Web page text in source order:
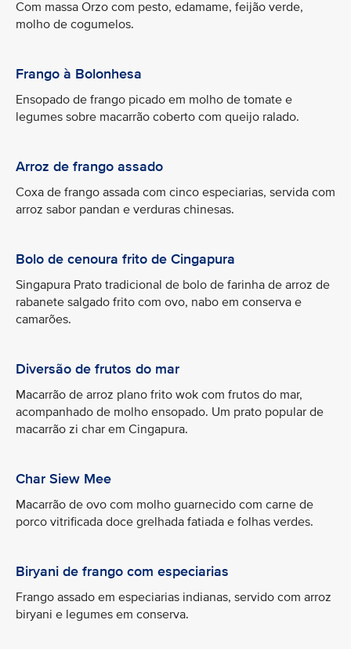
Com massa Orzo com pesto, edamame, feijão verde,
molho de cogumelos.
Frango à Bolonhesa
Ensopado de frango picado em molho de tomate e
legumes sobre macarrão coberto com queijo ralado.
Arroz de frango assado
Coxa de frango assada com cinco especiarias, servida com
arroz sabor pandan e verduras chinesas.
Bolo de cenoura frito de Cingapura
Singapura Prato tradicional de bolo de farinha de arroz de
rabanete salgado frito com ovo, nabo em conserva e
camarões.
Diversão de frutos do mar
Macarrão de arroz plano frito wok com frutos do mar,
acompanhado de molho ensopado. Um prato popular de
macarrão zi char em Cingapura.
Char Siew Mee
Macarrão de ovo com molho guarnecido com carne de
porco vitrificada doce grelhada fatiada e folhas verdes.
Biryani de frango com especiarias
Frango assado em especiarias indianas, servido com arroz
biryani e legumes em conserva.